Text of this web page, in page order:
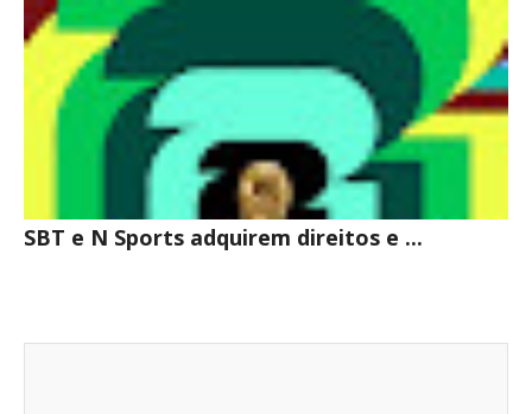
SBT e N Sports adquirem direitos e ...